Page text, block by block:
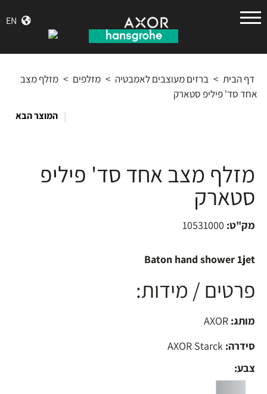
EN
גרואה
דף הבית > ברזים מעוצבים לאמבטיה > מזלפים > מזלף מצב
אחד סד' פיליפ סטארק
| המוצר הבא
מזלף מצב אחד סד' פיליפ
סטארק
מק"ט: 10531000
Baton hand shower 1jet
פרטים / מידות:
מותג:
סידרה:
צבע: